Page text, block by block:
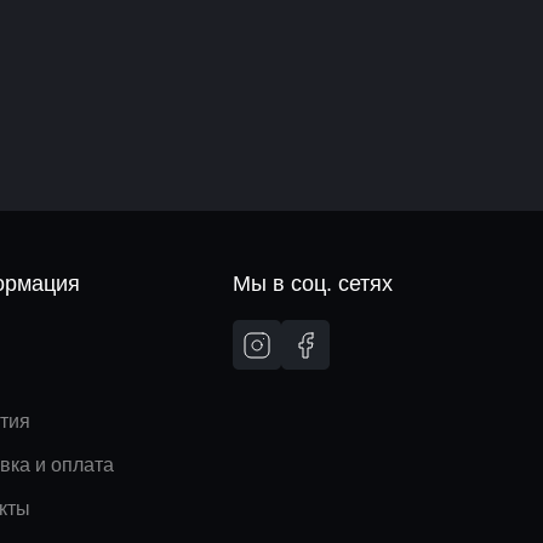
и оплата
Мы в соц. сетях